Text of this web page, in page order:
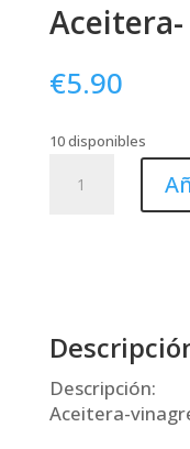
€5.90
10 disponibles
Vinagrera
Descripción:
Aceitera-